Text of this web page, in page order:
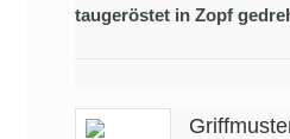
taugeröstet in Zopf